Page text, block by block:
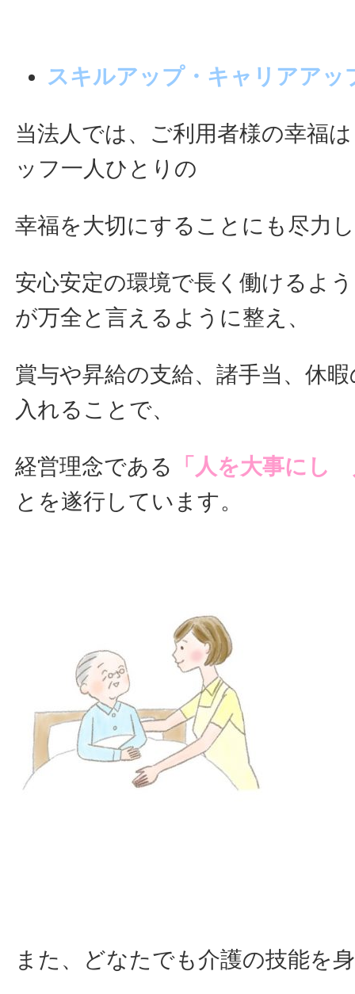
スキルアップ・キャリアアッ
当法人では、ご利用者様の幸福
ッフ一人ひとりの
幸福を大切にすることにも尽力
安心安定の環境で長く働けるよ
が万全と言えるように整え、
賞与や昇給の支給、諸手当、休
入れることで、
経営理念である
「人を大事にし
とを遂行しています。
また、どなたでも介護の技能を